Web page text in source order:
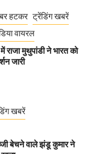
हटकर ट्रेंडिंग खबरें
वायरल
मुथुपांडी ने भारत को
जारी
खबरें
बेचने वाले झंडू कुमार ने